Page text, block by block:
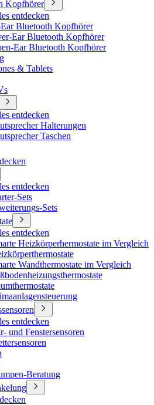
Kopfhörer
entdecken
Bluetooth Kopfhörer
Ear Bluetooth Kopfhörer
Ear Bluetooth Kopfhörer
& Tablets
entdecken
Halterungen
Taschen
entdecken
Sets
Sets
entdecken
Heizkörperhermostate im Vergleich
Wandthermostate im Vergleich
entdecken
und Fenstersensoren
Beratung